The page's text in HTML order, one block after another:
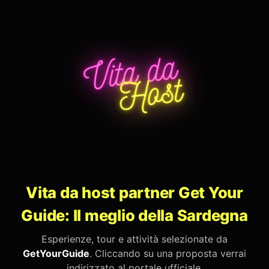
Vita da host partner Get Your
Guide: Il meglio della Sardegna
Esperienze, tour e attività selezionate da
GetYourGuide. Cliccando su una proposta verrai